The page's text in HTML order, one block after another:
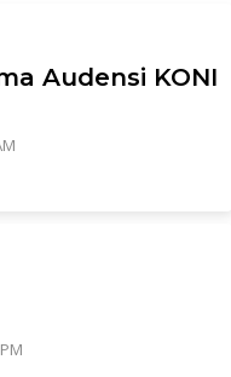
Audensi KONI